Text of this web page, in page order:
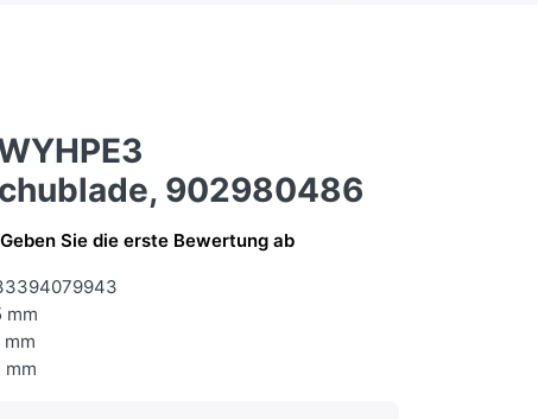
902980486
Geben Sie die erste Bewertung ab
mm
mm
mm